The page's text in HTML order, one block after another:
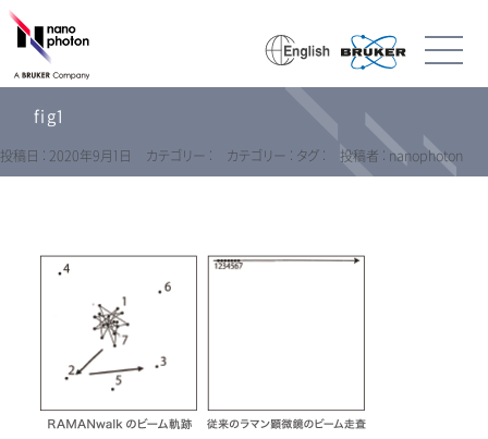
fig1
投稿日 : 2020年9月1日 カテゴリー : カテゴリー : タグ : 投稿者 : nanophoton